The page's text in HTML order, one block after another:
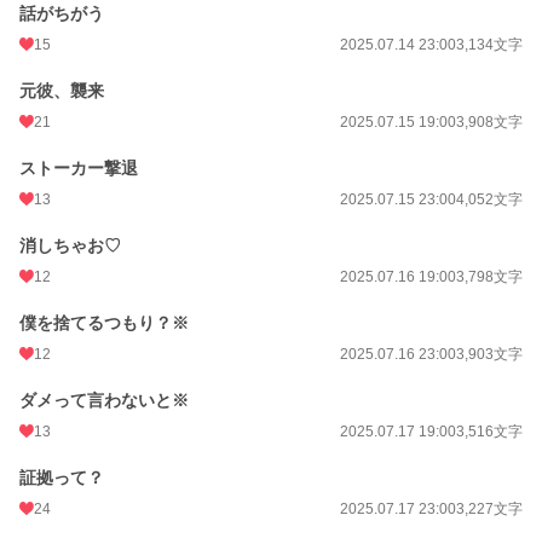
話がちがう
15 2025.07.14 23:003,134文字
元彼、襲来
21 2025.07.15 19:003,908文字
ストーカー撃退
13 2025.07.15 23:004,052文字
消しちゃお♡
12 2025.07.16 19:003,798文字
僕を捨てるつもり？※
12 2025.07.16 23:003,903文字
ダメって言わないと※
13 2025.07.17 19:003,516文字
証拠って？
24 2025.07.17 23:003,227文字